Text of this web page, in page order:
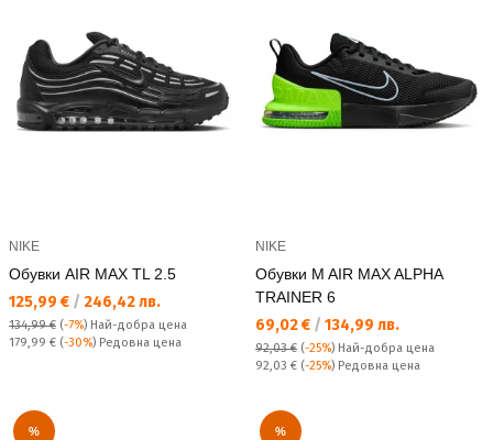
NIKE
Обувки AIR MAX TL 2.5
Текуща цена:
125,99 € / 246,42 лв.
134,99 € (-7%) Най-добра цена
Редовна цена:
179,99 € (-30%) Редовна цена
NIKE
Обувки M AIR MAX ALPHA
TRAINER 6
Текуща цена:
69,02 € / 134,99 лв.
92,03 € (-25%) Най-добра цена
Редовна цена:
92,03 € (-25%) Редовна цена
% %